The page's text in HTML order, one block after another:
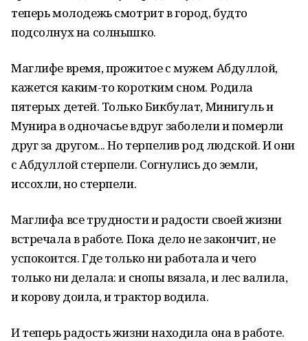
теперь молодежь смотрит в город, будто
подсолнух на солнышко.
Маглифе время, прожитое с мужем Абдуллой,
кажется каким-то коротким сном. Родила
пятерых детей. Только Бикбулат, Минигуль и
Мунира в одночасье вдруг заболели и померли
друг за другом... Но терпелив род людской. И они
с Абдуллой стерпели. Согнулись до земли,
иссохли, но стерпели.
Маглифа все трудности и радости своей жизни
встречала в работе. Пока дело не закончит, не
успокоится. Где только ни работала и чего
только ни делала: и снопы вязала, и лес валила,
и корову доила, и трактор водила.
И теперь радость жизни находила она в работе.